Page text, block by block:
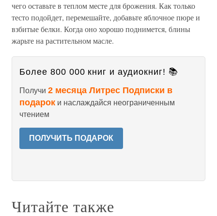
чего оставьте в теплом месте для брожения. Как только
тесто подойдет, перемешайте, добавьте яблочное пюре и
взбитые белки. Когда оно хорошо поднимется, блины
жарьте на растительном масле.
Более 800 000 книг и аудиокниг! 📚
Получи 2 месяца Литрес Подписки в
подарок и наслаждайся неограниченным
чтением
ПОЛУЧИТЬ ПОДАРОК
Читайте также